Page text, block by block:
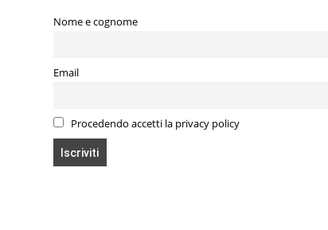
Nome e cognome
Email
Procedendo accetti la privacy policy